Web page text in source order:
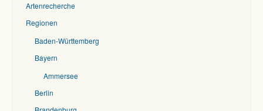
Artenrecherche
Regionen
Baden-Württemberg
Bayern
Ammersee
Berlin